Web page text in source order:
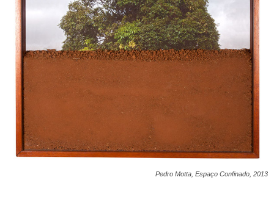
Pedro Motta, Espaço Confinado, 2013